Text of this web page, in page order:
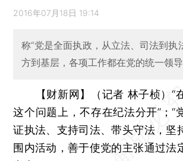
2016年07月18日 19:14
称“党是全面执政，从立法、司法到执
方到基层，各项工作都在党的统一领
【财新网】（记者 林子桢）“
这个问题上，不存在纪法分开”；“
证执法、支持司法、带头守法，坚
围内活动，善于使党的主张通过法